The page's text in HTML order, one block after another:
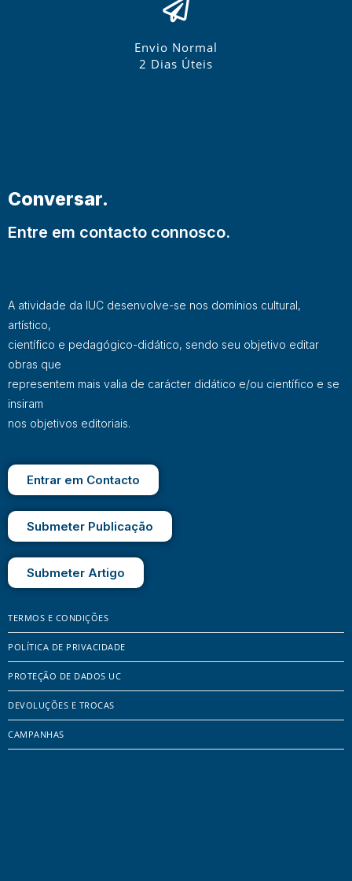
Envio Normal
2 Dias Úteis
Conversar.
Entre em contacto connosco.
A atividade da IUC desenvolve-se nos domínios cultural,
artístico,
científico e pedagógico-didático, sendo seu objetivo editar
obras que
representem mais valia de carácter didático e/ou científico e se
insiram
nos objetivos editoriais.
Entrar em Contacto
Submeter Publicação
Submeter Artigo
TERMOS E CONDIÇÕES
POLÍTICA DE PRIVACIDADE
PROTEÇÃO DE DADOS UC
DEVOLUÇÕES E TROCAS
CAMPANHAS